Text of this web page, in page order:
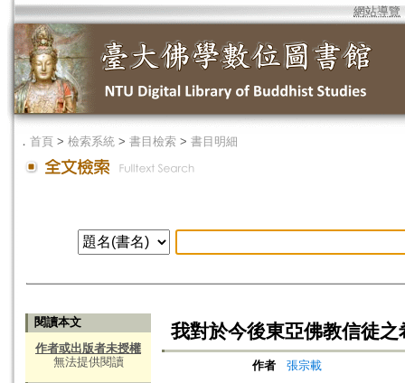
網站導覽
． 首頁 > 檢索系統 > 書目檢索 > 書目明細
閱讀本文
作者或出版者未授權
無法提供閱讀
我對於今後東亞佛教信徒之
作者
張宗載